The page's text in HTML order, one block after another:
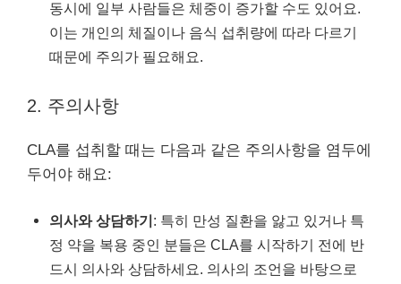
동시에 일부 사람들은 체중이 증가할 수도 있어요.
이는 개인의 체질이나 음식 섭취량에 따라 다르기
때문에 주의가 필요해요.
2. 주의사항
CLA를 섭취할 때는 다음과 같은 주의사항을 염두에
두어야 해요:
의사와 상담하기: 특히 만성 질환을 앓고 있거나 특
정 약을 복용 중인 분들은 CLA를 시작하기 전에 반
드시 의사와 상담하세요. 의사의 조언을 바탕으로